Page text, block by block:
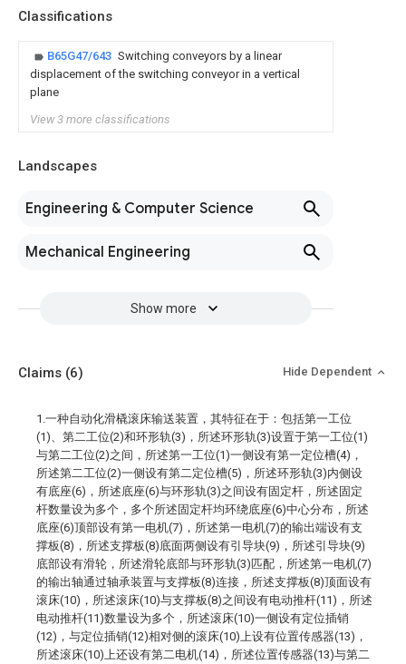
Classifications
B65G47/643 Switching conveyors by a linear
displacement of the switching conveyor in a vertical
plane
View 3 more classifications
Landscapes
Engineering & Computer Science
Mechanical Engineering
Show more
Claims (6) Hide Dependent
1.一种自动化滑橇滚床输送装置，其特征在于：包括第一工位
(1)、第二工位(2)和环形轨(3)，所述环形轨(3)设置于第一工位(1)
与第二工位(2)之间，所述第一工位(1)一侧设有第一定位槽(4)，
所述第二工位(2)一侧设有第二定位槽(5)，所述环形轨(3)内侧设
有底座(6)，所述底座(6)与环形轨(3)之间设有固定杆，所述固定
杆数量设为多个，多个所述固定杆均环绕底座(6)中心分布，所述
底座(6)顶部设有第一电机(7)，所述第一电机(7)的输出端设有支
撑板(8)，所述支撑板(8)底面两侧设有引导块(9)，所述引导块(9)
底部设有滑轮，所述滑轮底部与环形轨(3)匹配，所述第一电机(7)
的输出轴通过轴承装置与支撑板(8)连接，所述支撑板(8)顶面设有
滚床(10)，所述滚床(10)与支撑板(8)之间设有电动推杆(11)，所述
电动推杆(11)数量设为多个，所述滚床(10)一侧设有定位插销
(12)，与定位插销(12)相对侧的滚床(10)上设有位置传感器(13)，
所述滚床(10)上还设有第二电机(14)，所述位置传感器(13)与第二